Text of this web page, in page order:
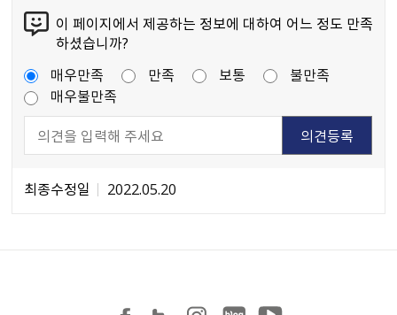
이 페이지에서 제공하는 정보에 대하여 어느 정도 만족
하셨습니까?
매우만족
만족 보통
불만족
매우불만족
최종수정일 2022.05.20